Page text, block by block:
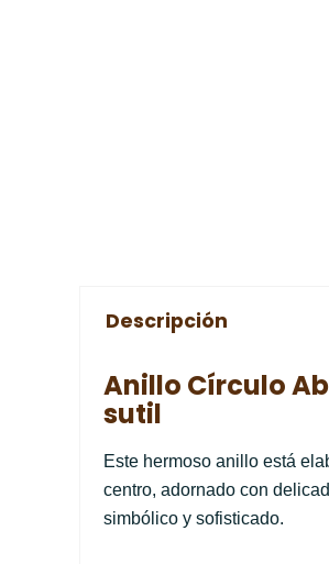
Descripción
Anillo Círculo
sutil
Este hermoso anillo está
centro, adornado con
simbólico y sofisticado.